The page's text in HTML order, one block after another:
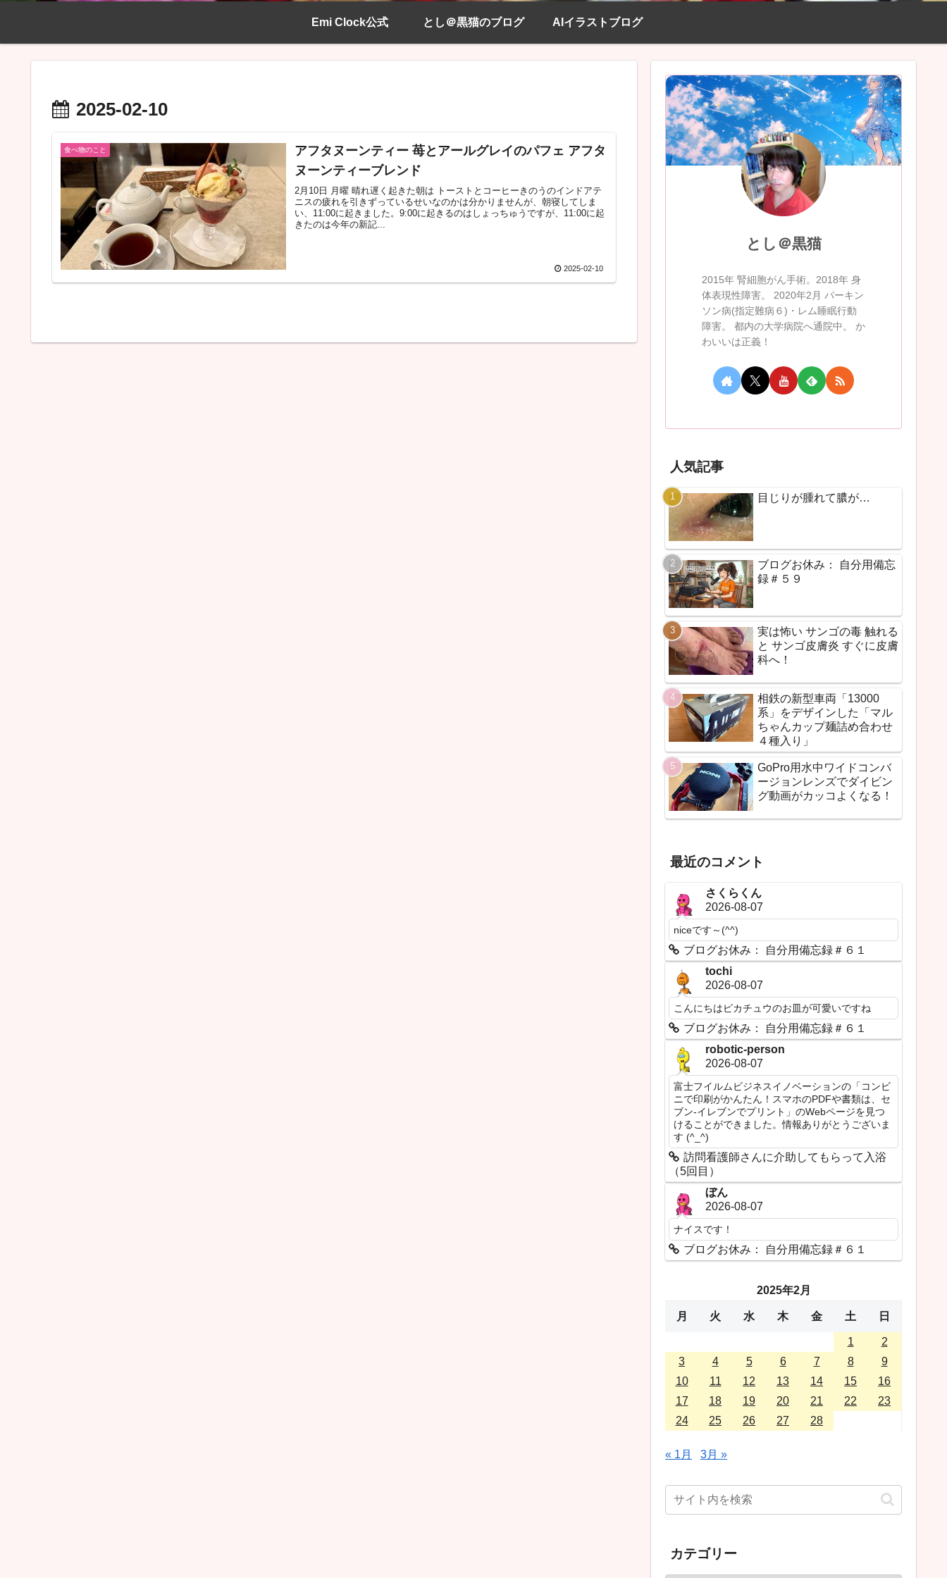
Emi Clock公式 とし＠黒猫のブログ AIイラストブログ
2025-02-10
食べ物のこと
アフタヌーンティー 苺とアールグレイのパフェ アフタ
ヌーンティーブレンド
2月10日 月曜 晴れ遅く起きた朝は トーストとコーヒーきのうのインドアテ
ニスの疲れを引きずっているせいなのかは分かりませんが、朝寝してしま
い、11:00に起きました。9:00に起きるのはしょっちゅうですが、11:00に起
きたのは今年の新記...
2025-02-10
とし＠黒猫
2015年 腎細胞がん手術。2018年 身
体表現性障害。 2020年2月 パーキン
ソン病(指定難病６)・レム睡眠行動
障害。 都内の大学病院へ通院中。 か
わいいは正義！
人気記事
目じりが腫れて膿が…
ブログお休み： 自分用備忘
録＃５９
実は怖い サンゴの毒 触れる
と サンゴ皮膚炎 すぐに皮膚
科へ！
相鉄の新型車両「13000
系」をデザインした「マル
ちゃんカップ麺詰め合わせ
４種入り」
GoPro用水中ワイドコンバ
ージョンレンズでダイビン
グ動画がカッコよくなる！
最近のコメント
さくらくん
2026-08-07
niceです～(^^)
ブログお休み： 自分用備忘録＃６１
tochi
2026-08-07
こんにちはピカチュウのお皿が可愛いですね
ブログお休み： 自分用備忘録＃６１
robotic-person
2026-08-07
富士フイルムビジネスイノベーションの「コンビ
ニで印刷がかんたん！スマホのPDFや書類は、セ
ブン‐イレブンでプリント」のWebページを見つ
けることができました。情報ありがとうございま
す (^_^)
訪問看護師さんに介助してもらって入浴
（5回目）
ぼん
2026-08-07
ナイスです！
ブログお休み： 自分用備忘録＃６１
2025年2月
月 火 水 木 金 土 日
1
2
3
4 5 6 7 8
9
10
11 12 13 14 15
16
17
18 19 20 21 22
23
24
25 26 27 28
« 1月 3月 »
カテゴリー